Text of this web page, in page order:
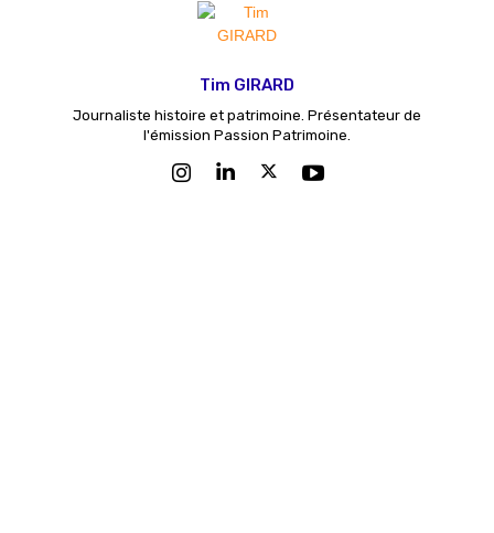
Tim GIRARD
Journaliste histoire et patrimoine. Présentateur de
l'émission Passion Patrimoine.